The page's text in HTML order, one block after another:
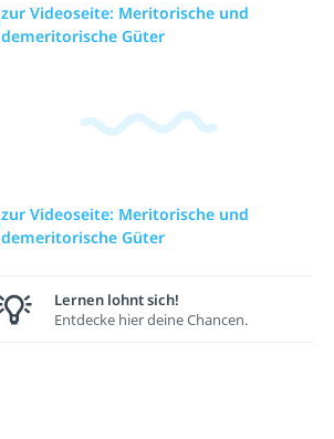
zur Videoseite: Meritorische und
demeritorische Güter
zur Videoseite: Meritorische und
demeritorische Güter
Lernen lohnt sich!
Entdecke hier deine Chancen.